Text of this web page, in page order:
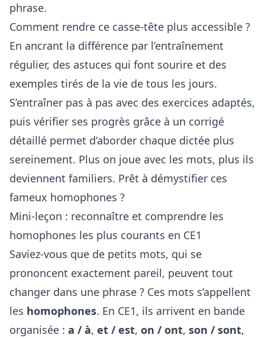
phrase.
Comment rendre ce casse-tête plus accessible ?
En ancrant la différence par l’entraînement
régulier, des astuces qui font sourire et des
exemples tirés de la vie de tous les jours.
S’entraîner pas à pas avec des exercices adaptés,
puis vérifier ses progrès grâce à un corrigé
détaillé permet d’aborder chaque dictée plus
sereinement. Plus on joue avec les mots, plus ils
deviennent familiers. Prêt à démystifier ces
fameux homophones ?
Mini-leçon : reconnaître et comprendre les
homophones les plus courants en CE1
Saviez-vous que de petits mots, qui se
prononcent exactement pareil, peuvent tout
changer dans une phrase ? Ces mots s’appellent
les homophones. En CE1, ils arrivent en bande
organisée : a / à, et / est, on / ont, son / sont,